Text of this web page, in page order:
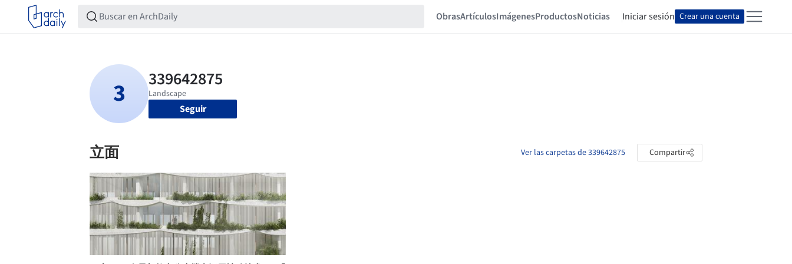
ObrasArtículosImágenesProductosNoticias Iniciar sesión Crear una cuenta
Seguir
立面 Ver las carpetas de 339642875 Compartir